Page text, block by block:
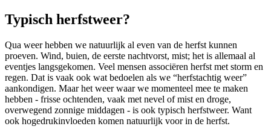
Typisch herfstweer?
Qua weer hebben we natuurlijk al even van de herfst kunnen
proeven. Wind, buien, de eerste nachtvorst, mist; het is allemaal al
eventjes langsgekomen. Veel mensen associëren herfst met storm en
regen. Dat is vaak ook wat bedoelen als we “herfstachtig weer”
aankondigen. Maar het weer waar we momenteel mee te maken
hebben - frisse ochtenden, vaak met nevel of mist en droge,
overwegend zonnige middagen - is ook typisch herfstweer. Want
ook hogedrukinvloeden komen natuurlijk voor in de herfst.